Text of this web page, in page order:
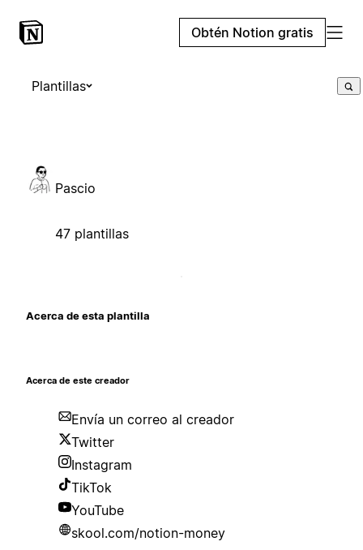
Obtén Notion gratis
Plantillas
Pascio
47 plantillas
Acerca de esta plantilla
Acerca de este creador
Envía un correo al creador
Twitter
Instagram
TikTok
YouTube
skool.com/notion-money